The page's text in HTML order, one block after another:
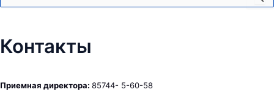
Контакты
Приемная директора: 85744- 5-60-58